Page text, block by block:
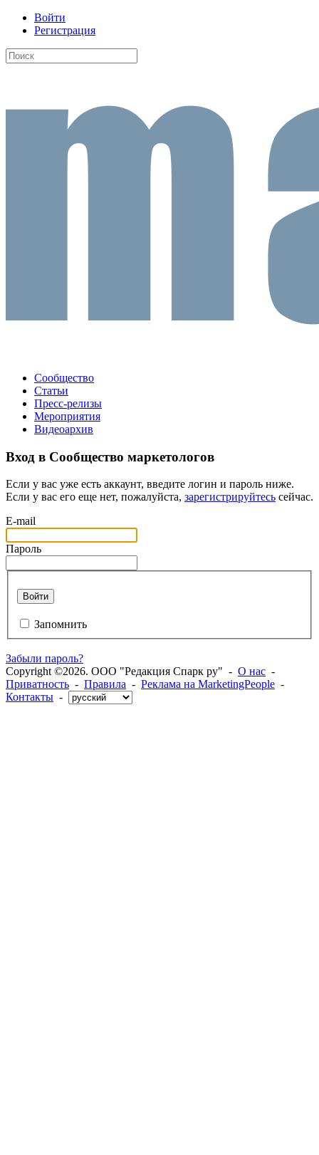
Войти
Регистрация
Сообщество
Статьи
Пресс-релизы
Мероприятия
Видеоархив
Вход в Сообщество маркетологов
Если у вас уже есть аккаунт, введите логин и пароль ниже.
Если у вас его еще нет, пожалуйста, зарегистрируйтесь сейчас.
E-mail
Пароль
Войти
Запомнить
Забыли пароль?
Copyright ©2026. ООО "Редакция Спарк ру" - О нас -
Приватность - Правила - Реклама на MarketingPeople -
Контакты -